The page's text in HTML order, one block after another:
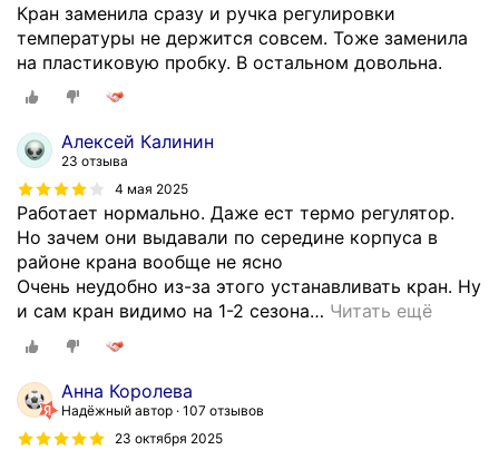
Кран заменила сразу и ручка регулировки
температуры не держится совсем. Тоже заменила
на пластиковую пробку. В остальном довольна.
Алексей Калинин
23 отзыва
4 мая 2025
Работает нормально. Даже ест термо регулятор.
Но зачем они выдавали по середине корпуса в
районе крана вообще не ясно
Очень неудобно из-за этого устанавливать кран. Ну
и сам кран видимо на 1-2 сезона… Читать ещё
Анна Королева
Надёжный автор 107 отзывов
23 октября 2025